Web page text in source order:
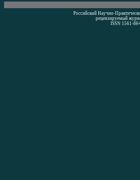
Российский Научно-
рецензируемый
ISSN 1561-